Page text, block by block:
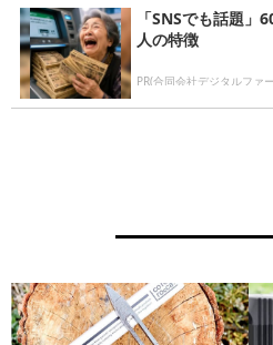
「SNSでも話題」
人の特徴
PR(合同会社デジタルファ